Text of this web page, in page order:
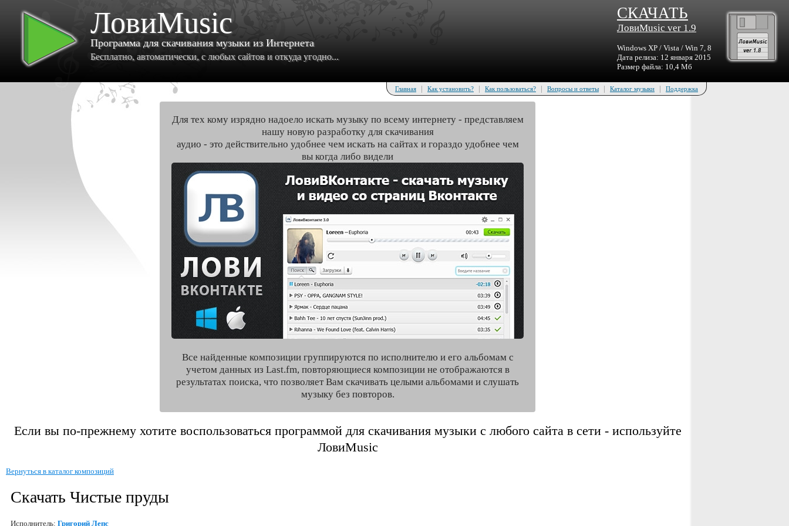
ЛовиMusic
Программа для скачивания музыки из Интернета
Бесплатно, автоматически, с любых сайтов и откуда угодно...
СКАЧАТЬ
ЛовиMusic ver 1.9
Windows XP / Vista / Win 7, 8
Дата релиза: 12 января 2015
Размер файла: 10,4 Мб
Главная | Как установить? | Как пользоваться? | Вопросы и ответы | Каталог музыки | Поддержка
Для тех кому изрядно надоело искать музыку по всему интернету - представляем
нашу новую разработку для скачивания
аудио - это действительно удобнее чем искать на сайтах и гораздо удобнее чем
вы когда либо видели
Все найденные композиции группируются по исполнителю и его альбомам с
учетом данных из Last.fm, повторяющиеся композиции не отображаются в
результатах поиска, что позволяет Вам скачивать целыми альбомами и слушать
музыку без повторов.
Если вы по-прежнему хотите воспользоваться программой для скачивания музыки с любого сайта в сети - используйте
ЛовиMusic
Вернуться в каталог композиций
Скачать Чистые пруды
Исполнитель: Григорий Лепс